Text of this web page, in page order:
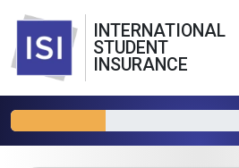
INTERNATIONAL
STUDENT
INSURANCE